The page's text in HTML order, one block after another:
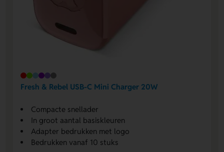
Fresh & Rebel USB-C Mini Charger 20W
Compacte snellader
In groot aantal basiskleuren
Adapter bedrukken met logo
Bedrukken vanaf 10 stuks